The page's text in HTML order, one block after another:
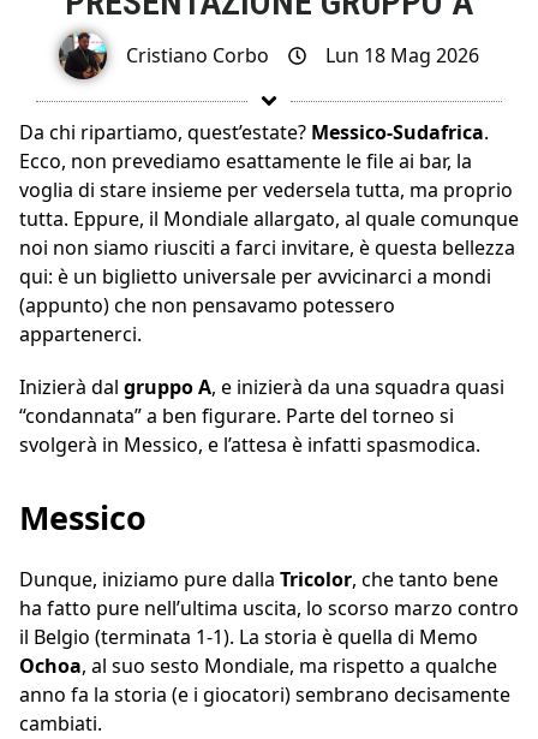
Cristiano Corbo Lun 18 Mag 2026
Da chi ripartiamo, quest’estate? Messico-Sudafrica.
Ecco, non prevediamo esattamente le file ai bar, la
voglia di stare insieme per vedersela tutta, ma proprio
tutta. Eppure, il Mondiale allargato, al quale comunque
noi non siamo riusciti a farci invitare, è questa bellezza
qui: è un biglietto universale per avvicinarci a mondi
(appunto) che non pensavamo potessero
appartenerci.
Inizierà dal gruppo A, e inizierà da una squadra quasi
“condannata” a ben figurare. Parte del torneo si
svolgerà in Messico, e l’attesa è infatti spasmodica.
Messico
Dunque, iniziamo pure dalla Tricolor, che tanto bene
ha fatto pure nell’ultima uscita, lo scorso marzo contro
il Belgio (terminata 1-1). La storia è quella di Memo
Ochoa, al suo sesto Mondiale, ma rispetto a qualche
anno fa la storia (e i giocatori) sembrano decisamente
cambiati.